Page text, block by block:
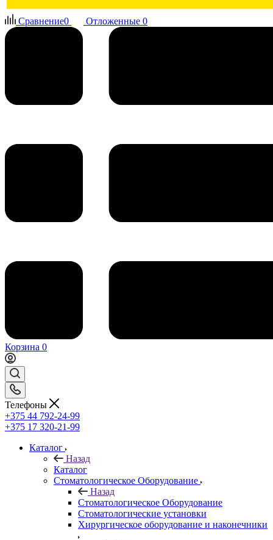
Сравнение0 Отложенные 0
Корзина 0
Телефоны
+375 44 792-24-99
+375 17 320-21-99
Каталог
Назад
Каталог
Стоматологическое Оборудование
Назад
Стоматологическое Оборудование
Стоматологические установки
Хирургическое оборудование и наконечники